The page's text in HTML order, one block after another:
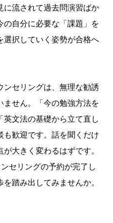
に流されて過去問演習ばか
の自分に必要な「課題」を
選択していく姿勢が合格へ
セリングは、 無理な勧誘
せん。
「今の勉強方法を
文法の基礎から立て直し
歓迎です。 話を聞くだけ
大きく変わるはずです。
セリングの予約が完了し
を踏み出してみませんか。